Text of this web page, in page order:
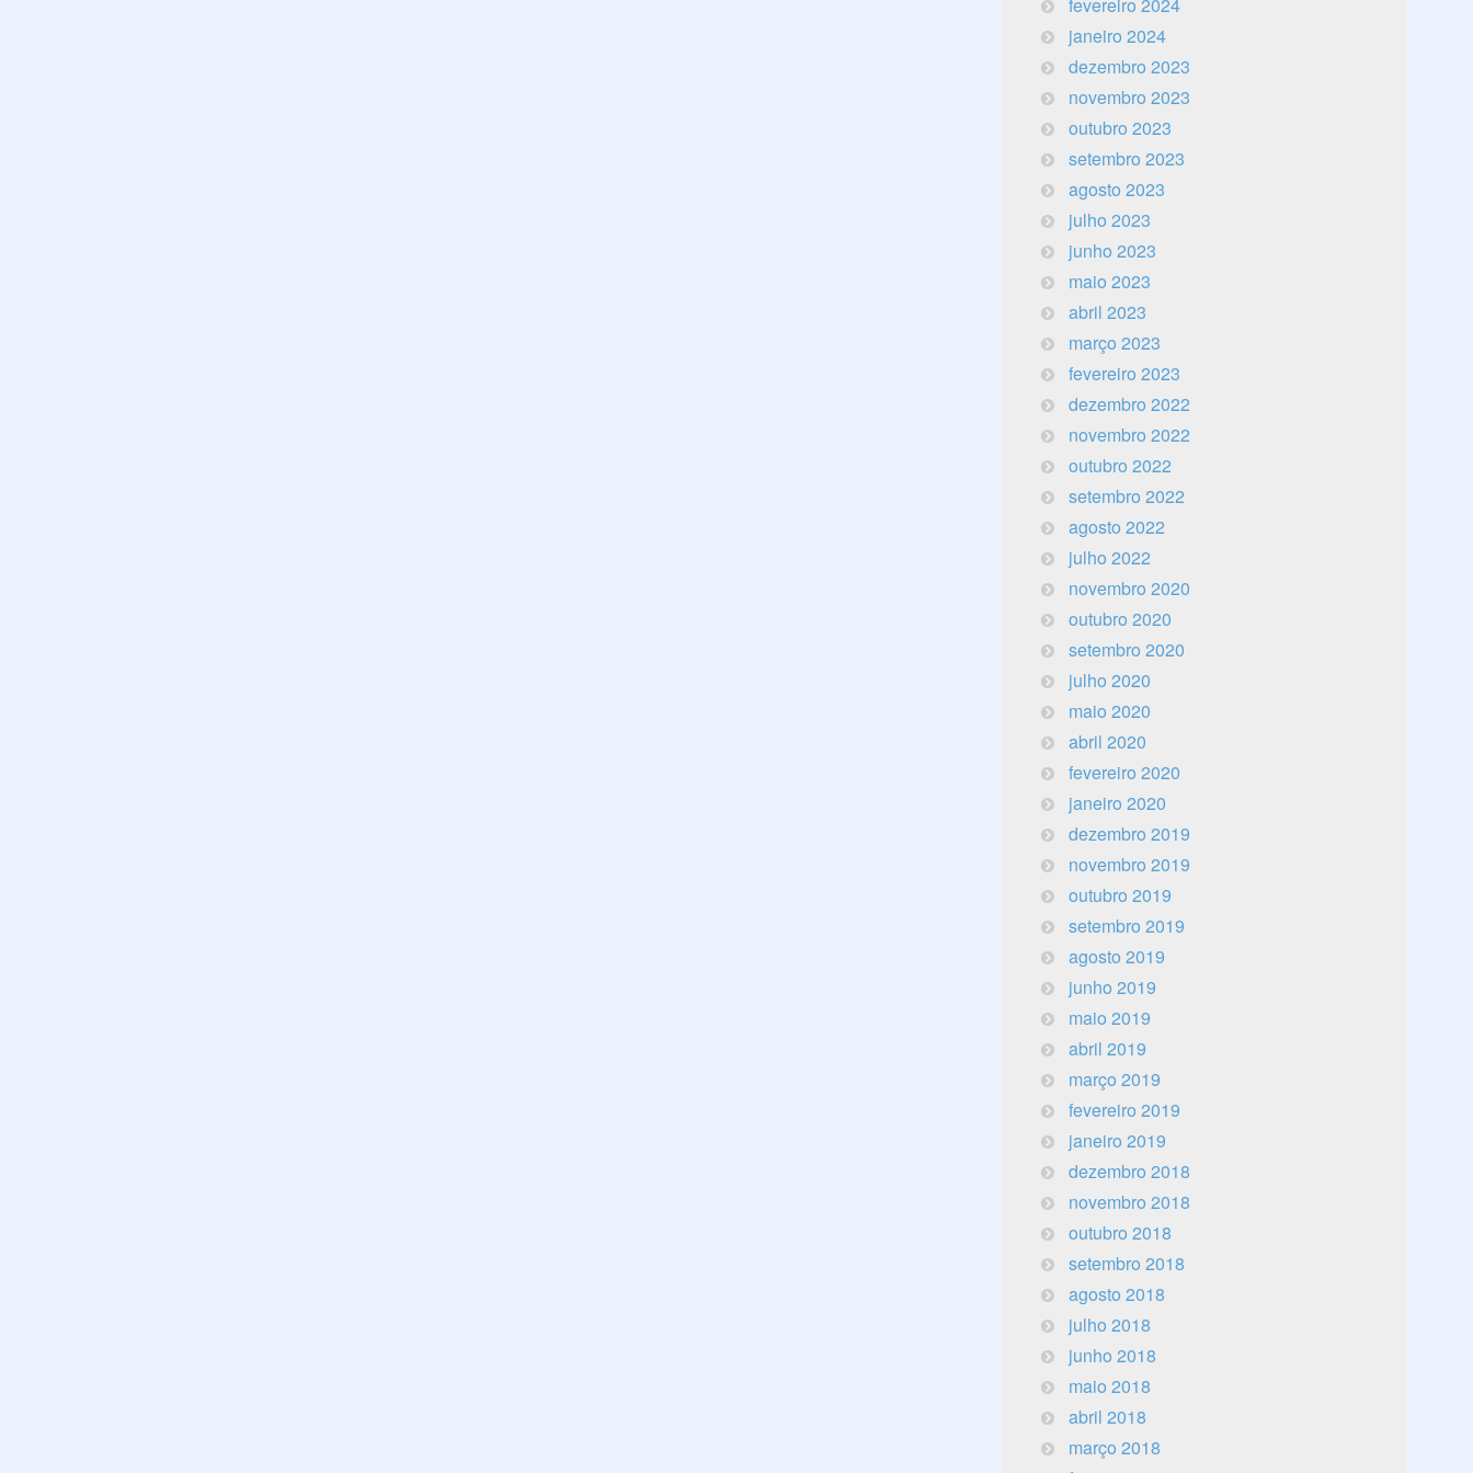
fevereiro 2024
janeiro 2024
dezembro 2023
novembro 2023
outubro 2023
setembro 2023
agosto 2023
julho 2023
junho 2023
maio 2023
abril 2023
março 2023
fevereiro 2023
dezembro 2022
novembro 2022
outubro 2022
setembro 2022
agosto 2022
julho 2022
novembro 2020
outubro 2020
setembro 2020
julho 2020
maio 2020
abril 2020
fevereiro 2020
janeiro 2020
dezembro 2019
novembro 2019
outubro 2019
setembro 2019
agosto 2019
junho 2019
maio 2019
abril 2019
março 2019
fevereiro 2019
janeiro 2019
dezembro 2018
novembro 2018
outubro 2018
setembro 2018
agosto 2018
julho 2018
junho 2018
maio 2018
abril 2018
março 2018